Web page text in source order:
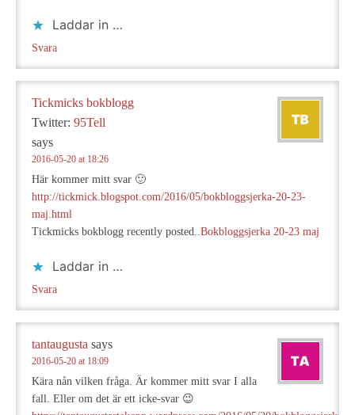
Laddar in …
Svara
Tickmicks bokblogg
Twitter: 95Tell
says
2016-05-20 at 18:26
Här kommer mitt svar 🙂
http://tickmick.blogspot.com/2016/05/bokbloggsjerka-20-23-
maj.html
Tickmicks bokblogg recently posted..Bokbloggsjerka 20-23 maj
Laddar in …
Svara
tantaugusta says
2016-05-20 at 18:09
Kära nån vilken fråga. Är kommer mitt svar I alla
fall. Eller om det är ett icke-svar 😉